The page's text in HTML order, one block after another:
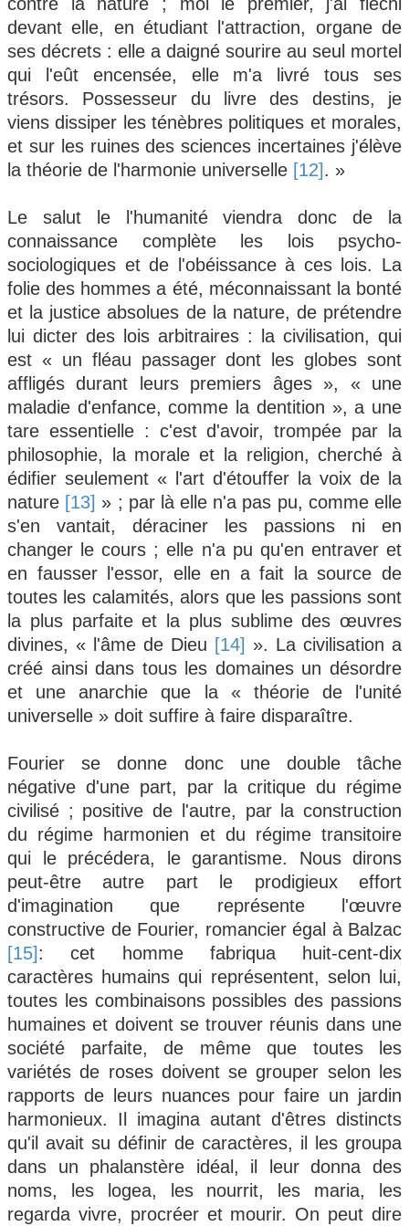
devant elle, en étudiant l'attraction, organe de
ses décrets : elle a daigné sourire au seul mortel
qui l'eût encensée, elle m'a livré tous ses
trésors. Possesseur du livre des destins, je
viens dissiper les ténèbres politiques et morales,
et sur les ruines des sciences incertaines j'élève
la théorie de l'harmonie universelle [12]. »
Le salut le l'humanité viendra donc de la
connaissance complète les lois psycho-
sociologiques et de l'obéissance à ces lois. La
folie des hommes a été, méconnaissant la bonté
et la justice absolues de la nature, de prétendre
lui dicter des lois arbitraires : la civilisation, qui
est « un fléau passager dont les globes sont
affligés durant leurs premiers âges », « une
maladie d'enfance, comme la dentition », a une
tare essentielle : c'est d'avoir, trompée par la
philosophie, la morale et la religion, cherché à
édifier seulement « l'art d'étouffer la voix de la
nature [13] » ; par là elle n'a pas pu, comme elle
s'en vantait, déraciner les passions ni en
changer le cours ; elle n'a pu qu'en entraver et
en fausser l'essor, elle en a fait la source de
toutes les calamités, alors que les passions sont
la plus parfaite et la plus sublime des œuvres
divines, « l'âme de Dieu [14] ». La civilisation a
créé ainsi dans tous les domaines un désordre
et une anarchie que la « théorie de l'unité
universelle » doit suffire à faire disparaître.
Fourier se donne donc une double tâche
négative d'une part, par la critique du régime
civilisé ; positive de l'autre, par la construction
du régime harmonien et du régime transitoire
qui le précédera, le garantisme. Nous dirons
peut-être autre part le prodigieux effort
d'imagination que représente l'œuvre
constructive de Fourier, romancier égal à Balzac
[15]: cet homme fabriqua huit-cent-dix
caractères humains qui représentent, selon lui,
toutes les combinaisons possibles des passions
humaines et doivent se trouver réunis dans une
société parfaite, de même que toutes les
variétés de roses doivent se grouper selon les
rapports de leurs nuances pour faire un jardin
harmonieux. Il imagina autant d'êtres distincts
qu'il avait su définir de caractères, il les groupa
dans un phalanstère idéal, il leur donna des
noms, les logea, les nourrit, les maria, les
regarda vivre, procréer et mourir. On peut dire